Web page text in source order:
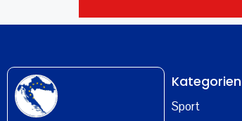
Kategorien
Sport